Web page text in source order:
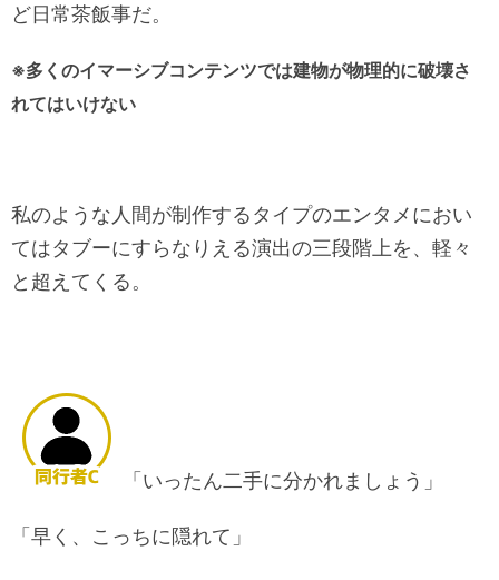
ど日常茶飯事だ。
※多くのイマーシブコンテンツでは建物が物理的に破壊さ
れてはいけない
私のような人間が制作するタイプのエンタメにおい
てはタブーにすらなりえる演出の三段階上を、軽々
と超えてくる。
「いったん二手に分かれましょう」
「早く、こっちに隠れて」